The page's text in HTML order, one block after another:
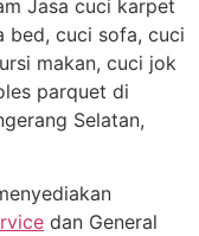
Jasa cuci karpet
bed, cuci sofa, cuci
makan, cuci jok
parquet di
Selatan,
dan General